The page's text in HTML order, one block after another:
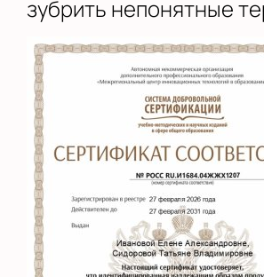
зубрить непонятные